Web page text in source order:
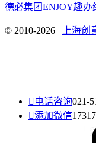
德必集团ENJOY趣办
© 2010-2026 上海创
 电话咨询021-
添加微信